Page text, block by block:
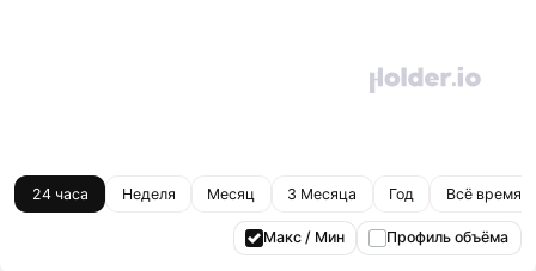
24 часа Неделя Месяц 3 Месяца Год Всё время
Макс / Мин Профиль объёма